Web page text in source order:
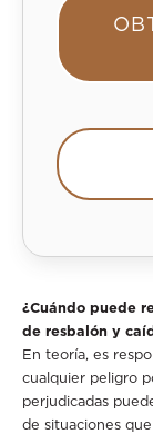
¿Cuándo puede
de resbalón y
En teoría, es
cualquier peligro
perjudicadas
de situaciones